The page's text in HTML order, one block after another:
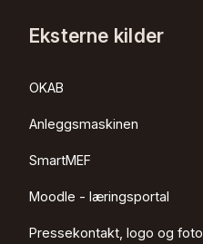
Eksterne kilder
OKAB
Anleggsmaskinen
SmartMEF
Moodle - læringsportal
Pressekontakt, logo og foto